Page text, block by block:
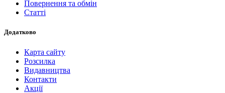
Повернення та обмін
Статті
Додатково
Карта сайту
Розсилка
Видавництва
Контакти
Акції